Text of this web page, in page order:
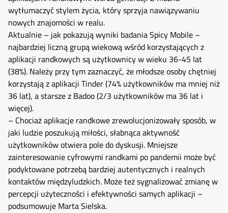
wytłumaczyć stylem życia, który sprzyja nawiązywaniu
nowych znajomości w realu.
Aktualnie – jak pokazują wyniki badania Spicy Mobile –
najbardziej liczną grupą wiekową wśród korzystających z
aplikacji randkowych są użytkownicy w wieku 36-45 lat
(38%). Należy przy tym zaznaczyć, że młodsze osoby chętniej
korzystają z aplikacji Tinder (74% użytkowników ma mniej niż
36 lat), a starsze z Badoo (2/3 użytkowników ma 36 lat i
więcej).
– Chociaż aplikacje randkowe zrewolucjonizowały sposób, w
jaki ludzie poszukują miłości, słabnąca aktywność
użytkowników otwiera pole do dyskusji. Mniejsze
zainteresowanie cyfrowymi randkami po pandemii może być
podyktowane potrzebą bardziej autentycznych i realnych
kontaktów międzyludzkich. Może też sygnalizować zmianę w
percepcji użyteczności i efektywności samych aplikacji –
podsumowuje Marta Sielska.